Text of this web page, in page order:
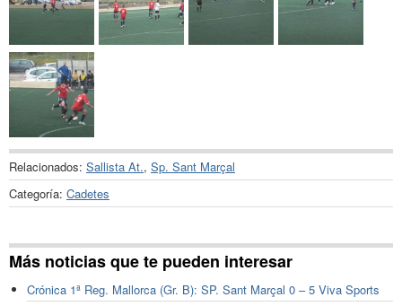
Relacionados: Sallista At., Sp. Sant Marçal
Categoría: Cadetes
Más noticias que te pueden interesar
Crónica 1ª Reg. Mallorca (Gr. B): SP. Sant Marçal 0 – 5 Viva Sports